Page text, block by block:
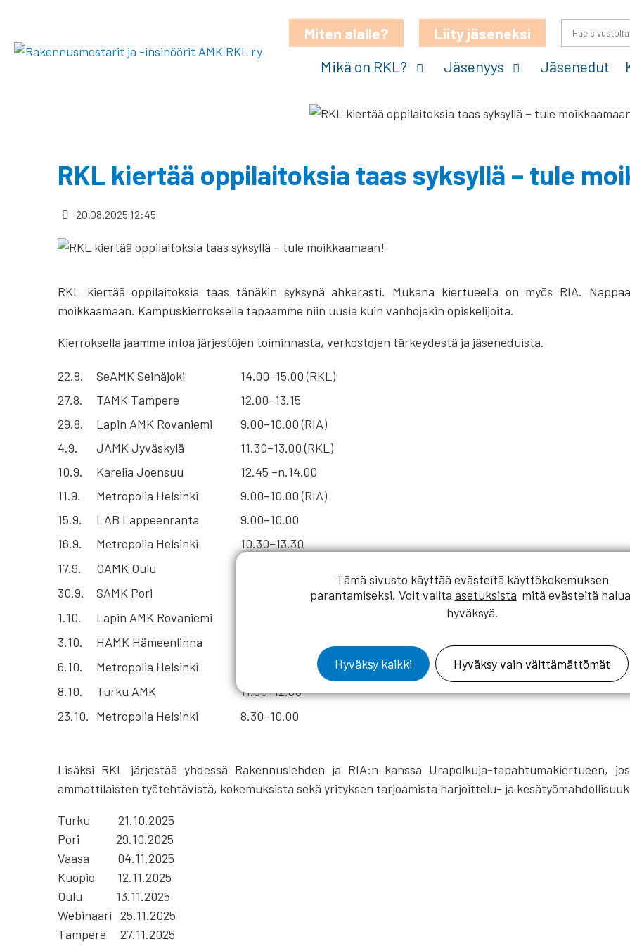
Miten alalle?
Liity jäseneksi
Mikä on RKL?
Jäsenyys Jäsenedut
RKL kiertää oppilaitoksia taas syksyllä – tule
20.08.2025 12:45
RKL kiertää oppilaitoksia taas tänäkin syksynä ahkerasti. Mukana kiertueella on myös RIA.
moikkaamaan. Kampuskierroksella tapaamme niin uusia kuin vanhojakin opiskelijoita.
Kierroksella jaamme infoa järjestöjen toiminnasta, verkostojen tärkeydestä ja jäseneduista.
22.8. SeAMK Seinäjoki
14.00–15.00 (RKL)
27.8.
TAMK Tampere
12.00–13.15
29.8.
Lapin AMK Rovaniemi
9.00–10.00 (RIA)
4.9.
JAMK Jyväskylä
11.30–13.00 (RKL)
10.9.
Karelia Joensuu
12.45 –n.14.00
11.9.
Metropolia Helsinki
9.00–10.00 (RIA)
15.9.
LAB Lappeenranta
9.00–10.00
16.9.
Metropolia Helsinki
10.30–13.30
17.9.
OAMK Oulu
30.9.
SAMK Pori
1.10.
Lapin AMK Rovaniemi
3.10.
HAMK Hämeenlinna
6.10.
Metropolia Helsinki
8.10.
Turku AMK
11.00–12.00
23.10. Metropolia Helsinki 8.30–10.00
Lisäksi RKL järjestää yhdessä Rakennuslehden ja RIA:n kanssa Urapolkuja-tapahtumakiertueen,
ammattilaisten työtehtävistä, kokemuksista sekä yrityksen tarjoamista harjoittelu- ja
Turku 21.10.2025
Pori 29.10.2025
Vaasa 04.11.2025
Kuopio 12.11.2025
Oulu 13.11.2025
Webinaari 25.11.2025
Tampere 27.11.2025
Tämä sivusto käyttää evästeitä käyttökokemuksen
parantamiseksi. Voit valita asetuksista mitä evästeitä
hyväksyä.
Hyväksy kaikki Hyväksy vain välttämättömät